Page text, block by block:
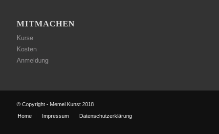
MITMACHEN
Kurse
Kosten
Anmeldung
© Copyright - Memel Kunst 2018
Home
Impressum Datenschutzerklärung